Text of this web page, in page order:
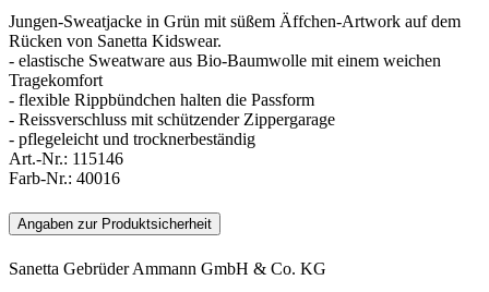
Jungen-Sweatjacke in Grün mit süßem Äffchen-Artwork auf dem
Rücken von Sanetta Kidswear.
- elastische Sweatware aus Bio-Baumwolle mit einem weichen
Tragekomfort
- flexible Rippbündchen halten die Passform
- Reissverschluss mit schützender Zippergarage
- pflegeleicht und trocknerbeständig
Art.-Nr.: 115146
Farb-Nr.: 40016
Angaben zur Produktsicherheit
Sanetta Gebrüder Ammann GmbH & Co. KG